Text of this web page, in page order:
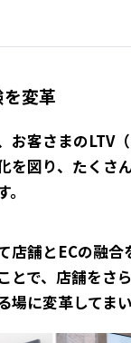
変革
お客さまのLTV
を図り、たくさ
店舗とECの融合
とで、店舗をさ
場に変革してまい